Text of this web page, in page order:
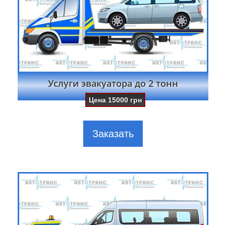
Услуги эвакуатора до 2 тонн
Цена15000 грн
Заказать